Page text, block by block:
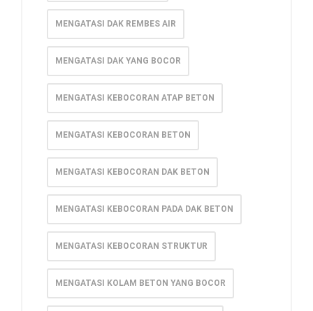
MENGATASI DAK REMBES AIR
MENGATASI DAK YANG BOCOR
MENGATASI KEBOCORAN ATAP BETON
MENGATASI KEBOCORAN BETON
MENGATASI KEBOCORAN DAK BETON
MENGATASI KEBOCORAN PADA DAK BETON
MENGATASI KEBOCORAN STRUKTUR
MENGATASI KOLAM BETON YANG BOCOR